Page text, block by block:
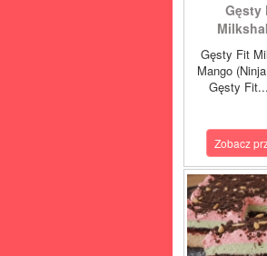
Gęsty
Gęsty Fit
Mango
Gęsty Fit...
Zobacz